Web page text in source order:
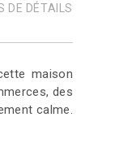
maison
des
calme.
DE DÉTAILS